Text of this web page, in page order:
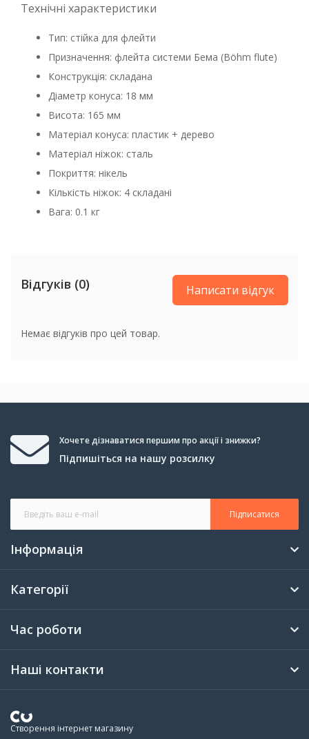
Технічні характеристики
Тип: стійка для флейти
Призначення: флейта системи Бема (Böhm flute)
Конструкція: складана
Діаметр конуса: 18 мм
Висота: 165 мм
Матеріал конуса: пластик + дерево
Матеріал ніжок: сталь
Покриття: нікель
Кількість ніжок: 4 складані
Вага: 0.1 кг
Відгуків (0) Написати відгук
Немає відгуків про цей товар.
Хочете дізнаватися першим про акції і знижки?
Підпишіться на нашу розсилку
Підписатися
Інформація
Категорії
Час роботи
Наші контакти
Створення інтернет магазину